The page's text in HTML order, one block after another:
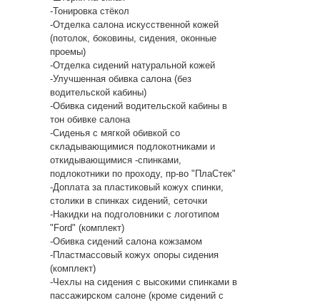
-Тонировка стёкол
-Отделка салона искусственной кожей
(потолок, боковины, сидения, оконные
проемы)
-Отделка сидений натуральной кожей
-Улучшенная обивка салона (без
водительской кабины)
-Обивка сидений водительской кабины в
тон обивке салона
-Сиденья с мягкой обивкой со
складывающимися подлокотниками и
откидывающимися -спинками,
подлокотники по проходу, пр-во "ПлаСтек"
-Доплата за пластиковый кожух спинки,
столики в спинках сидений, сеточки
-Накидки на подголовники с логотипом
"Ford" (комплект)
-Обивка сидений салона кожзамом
-Пластмассовый кожух опоры сидения
(комплект)
-Чехлы на сидения с высокими спинками в
пассажирском салоне (кроме сидений с